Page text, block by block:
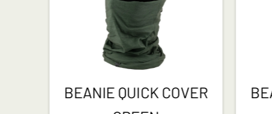
BEANIE QUICK COVER